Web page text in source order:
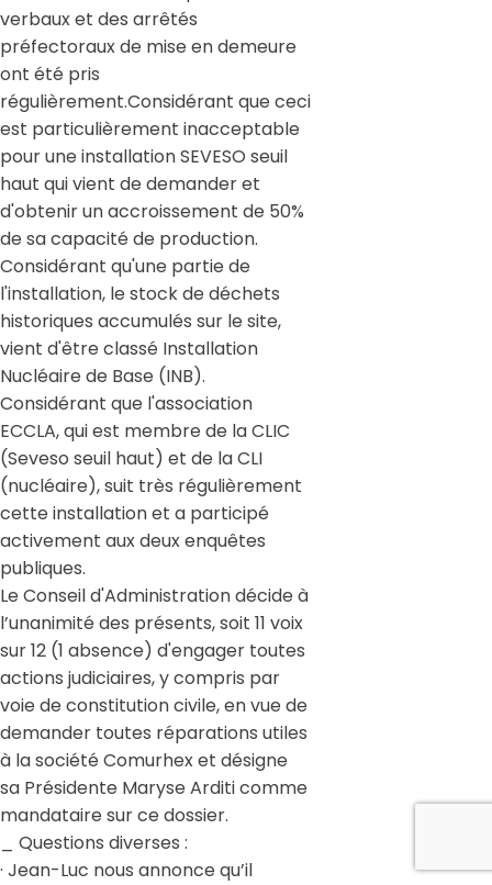
verbaux et des arrêtés
préfectoraux de mise en demeure
ont été pris
régulièrement.Considérant que ceci
est particulièrement inacceptable
pour une installation SEVESO seuil
haut qui vient de demander et
d'obtenir un accroissement de 50%
de sa capacité de production.
Considérant qu'une partie de
l'installation, le stock de déchets
historiques accumulés sur le site,
vient d'être classé Installation
Nucléaire de Base (INB).
Considérant que l'association
ECCLA, qui est membre de la CLIC
(Seveso seuil haut) et de la CLI
(nucléaire), suit très régulièrement
cette installation et a participé
activement aux deux enquêtes
publiques.
Le Conseil d'Administration décide à
l’unanimité des présents, soit 11 voix
sur 12 (1 absence) d'engager toutes
actions judiciaires, y compris par
voie de constitution civile, en vue de
demander toutes réparations utiles
à la société Comurhex et désigne
sa Présidente Maryse Arditi comme
mandataire sur ce dossier.
_ Questions diverses :
· Jean-Luc nous annonce qu’il